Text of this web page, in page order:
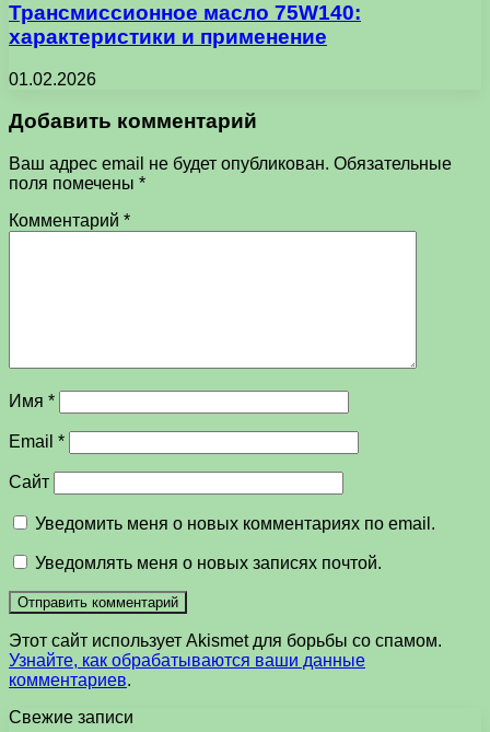
Трансмиссионное масло 75W140:
характеристики и применение
01.02.2026
Добавить комментарий
Ваш адрес email не будет опубликован. Обязательные
поля помечены *
Комментарий *
Имя *
Email *
Сайт
Уведомить меня о новых комментариях по email.
Уведомлять меня о новых записях почтой.
Этот сайт использует Akismet для борьбы со спамом.
Узнайте, как обрабатываются ваши данные
комментариев.
Свежие записи